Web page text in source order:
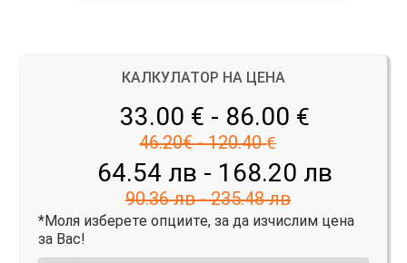
КАЛКУЛАТОР НА ЦЕНА
33.00 € - 86.00 €
46.20€ - 120.40 €
64.54 лв - 168.20 лв
90.36 лв - 235.48 лв
*Моля изберете опциите, за да изчислим цена
за Вас!